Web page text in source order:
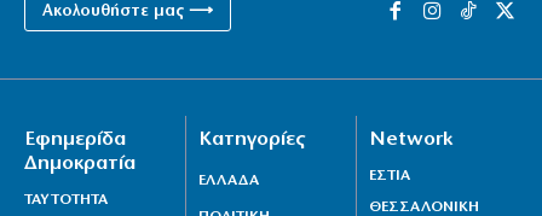
Ακολουθήστε μας ⟶
Εφημερίδα
Δημοκρατία
ΤΑΥΤΟΤΗΤΑ
Κατηγορίες
ΕΛΛΑΔΑ
Network
ΕΣΤΙΑ
ΘΕΣΣΑΛΟΝΙΚΗ